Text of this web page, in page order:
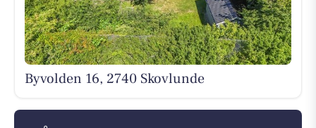
Byvolden 16, 2740 Skovlunde